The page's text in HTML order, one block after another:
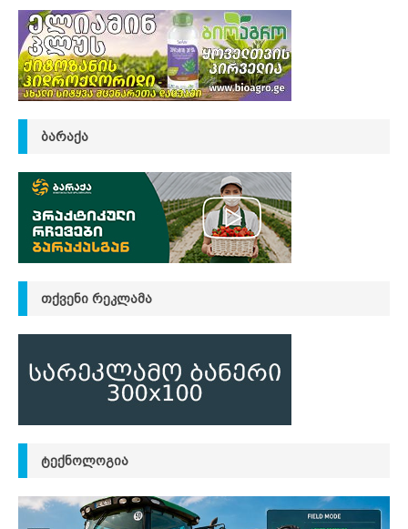
ᲑᲐᲠᲐᲥᲐ
ᲗᲥᲕᲔᲜᲘ ᲠᲔᲙᲚᲐᲛᲐ
ᲢᲔᲥᲜᲝᲚᲝᲒᲘᲐ